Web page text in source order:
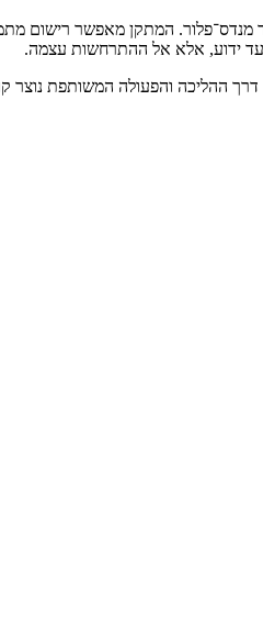
המתקן מאפשר רישום
יעד ידוע, אלא אל ההתרחשות עצמה.
והפעולה המשותפת נוצר קו